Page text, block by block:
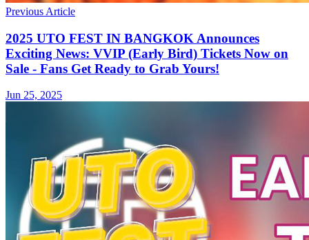
Previous Article
2025 UTO FEST IN BANGKOK Announces
Exciting News: VVIP (Early Bird) Tickets Now on
Sale - Fans Get Ready to Grab Yours!
Jun 25, 2025